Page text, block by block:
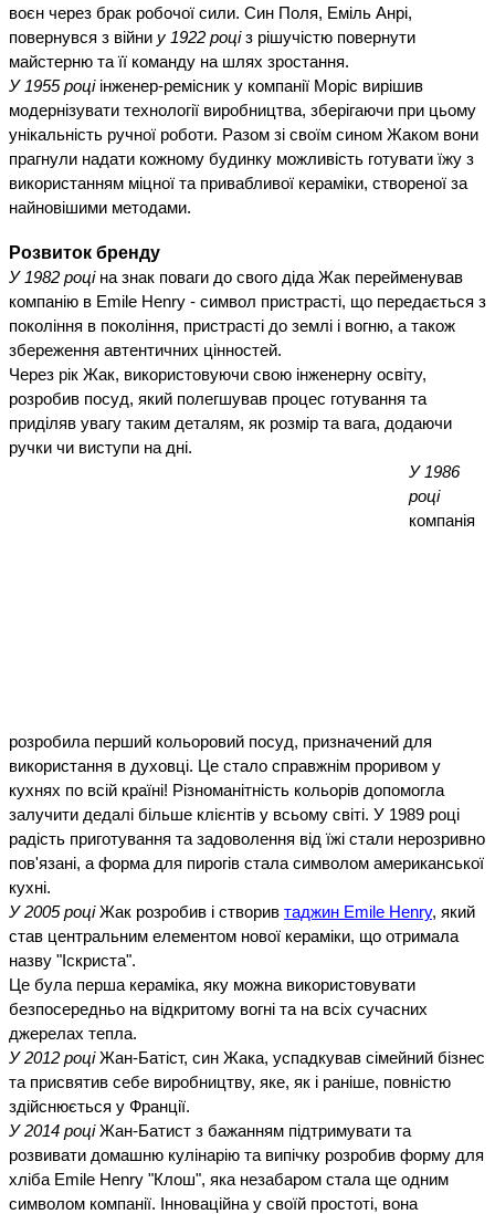
воєн через брак робочої сили. Син Поля, Еміль Анрі,
повернувся з війни у 1922 роціз рішучістю повернути
майстерню та її команду на шлях зростання.
У 1955 році інженер-ремісник у компанії Моріс вирішив
модернізувати технології виробництва, зберігаючи при цьому
унікальність ручної роботи. Разом зі своїм сином Жаком вони
прагнули надати кожному будинку можливість готувати їжу з
використанням міцної та привабливої кераміки, створеної за
найновішими методами.
Розвиток бренду
У 1982 роціна знак поваги до свого діда Жак перейменував
компанію в Emile Henry - символ пристрасті, що передається з
покоління в покоління, пристрасті до землі і вогню, а також
збереження автентичних цінностей.
Через рік Жак, використовуючи свою інженерну освіту,
розробив посуд, який полегшував процес готування та
приділяв увагу таким деталям, як розмір та вага, додаючи
ручки чи виступи на дні.
У 1986
році
компанія
розробила перший кольоровий посуд, призначений для
використання в духовці. Це стало справжнім проривом у
кухнях по всій країні! Різноманітність кольорів допомогла
залучити дедалі більше клієнтів у всьому світі. У 1989 році
радість приготування та задоволення від їжі стали нерозривно
пов'язані, а форма для пирогів стала символом американської
кухні.
У 2005 роціЖак розробив і створив таджин Emile Henry, який
став центральним елементом нової кераміки, що отримала
назву "Іскриста".
Це була перша кераміка, яку можна використовувати
безпосередньо на відкритому вогні та на всіх сучасних
джерелах тепла.
У 2012 роціЖан-Батіст, син Жака, успадкував сімейний бізнес
та присвятив себе виробництву, яке, як і раніше, повністю
здійснюється у Франції.
У 2014 роціЖан-Батист з бажанням підтримувати та
розвивати домашню кулінарію та випічку розробив форму для
хліба Emile Henry "Клош", яка незабаром стала ще одним
символом компанії. Інноваційна у своїй простоті, вона